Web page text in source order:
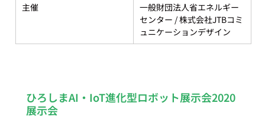
主催
一般財団法人省エネルギー
センター / 株式会社JTBコミ
ュニケーションデザイン
ひろしまAI・IoT進化型ロボット展示会2020
展示会